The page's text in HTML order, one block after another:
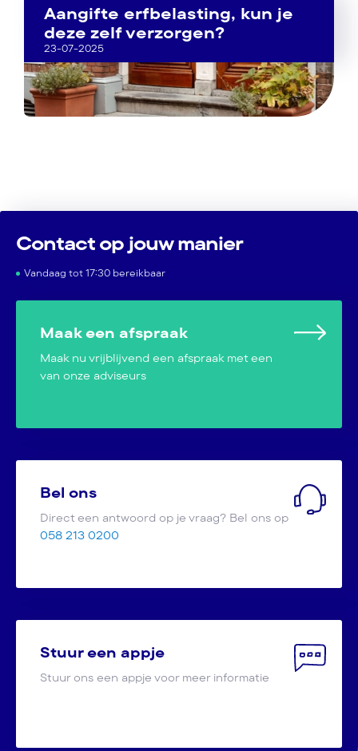
Aangifte erfbelasting, kun je
deze zelf verzorgen?
23-07-2025
Contact op jouw manier
Vandaag tot 17:30 bereikbaar
Maak een afspraak
Maak nu vrijblijvend een afspraak met een
van onze adviseurs
Bel ons
Direct een antwoord op je vraag? Bel ons op
058 213 0200
Stuur een appje
Stuur ons een appje voor meer informatie